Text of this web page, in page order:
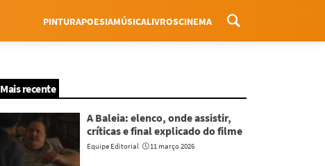
Menu
PINTURAPOESIAMÚSICALIVROSCINEMA
Mais recente
A Baleia: elenco, onde assistir,
críticas e final explicado do filme
Equipe Editorial 11 março 2026